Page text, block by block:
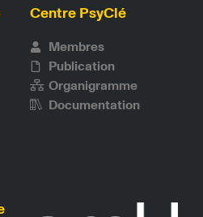
Centre PsyClé
Membres
Publication
Organigramme
Documentation